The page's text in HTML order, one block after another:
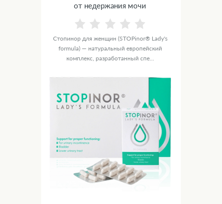
от недержания мочи
Стопинор для женщин (STOPinor® Lady's
formula) — натуральный европейский
комплекс, разработанный спе...